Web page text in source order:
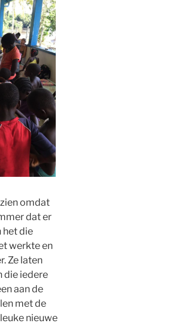
omdat
dat er
het die
werkte en
Ze laten
die iedere
aan de
met de
nieuwe